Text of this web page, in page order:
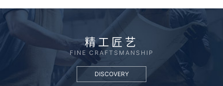
精工匠艺
FINE CRAFTSMANSHIP
DISCOVERY